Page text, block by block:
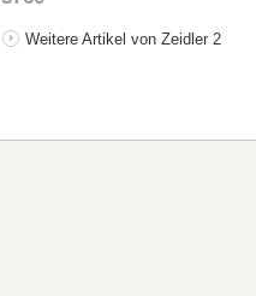
Weitere Artikel von Zeidler 2